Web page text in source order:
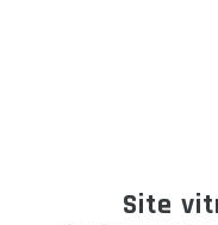
Site